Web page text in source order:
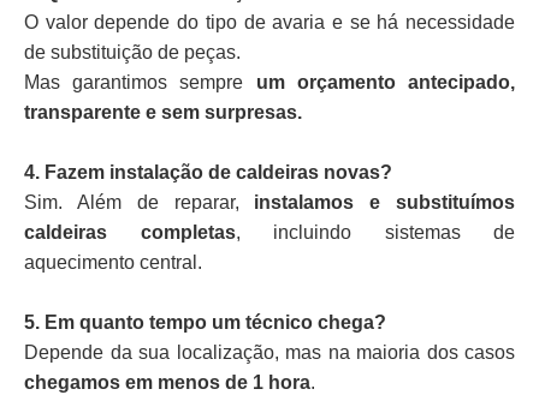
O valor depende do tipo de avaria e se há necessidade
de substituição de peças.
Mas garantimos sempre um orçamento antecipado,
transparente e sem surpresas.
4. Fazem instalação de caldeiras novas?
Sim. Além de reparar, instalamos e substituímos
caldeiras completas, incluindo sistemas de
aquecimento central.
5. Em quanto tempo um técnico chega?
Depende da sua localização, mas na maioria dos casos
chegamos em menos de 1 hora.